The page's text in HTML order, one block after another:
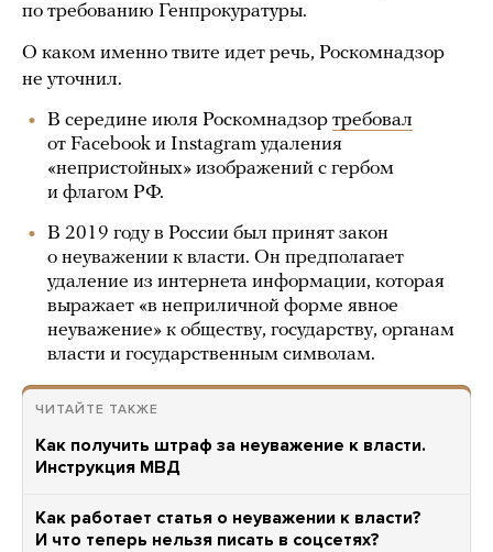
по требованию Генпрокуратуры.
О каком именно твите идет речь, Роскомнадзор
не уточнил.
В середине июля Роскомнадзор требовал
от Facebook и Instagram удаления
«непристойных» изображений с гербом
и флагом РФ.
В 2019 году в России был принят закон
о неуважении к власти. Он предполагает
удаление из интернета информации, которая
выражает «в неприличной форме явное
неуважение» к обществу, государству, органам
власти и государственным символам.
ЧИТАЙТЕ ТАКЖЕ
Как получить штраф за неуважение к власти.
Инструкция МВД
Как работает статья о неуважении к власти?
И что теперь нельзя писать в соцсетях?